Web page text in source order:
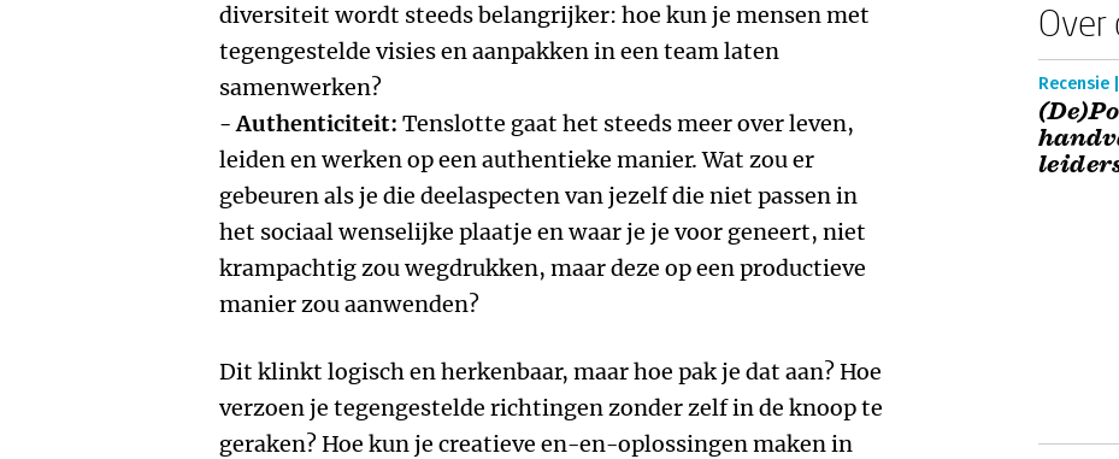
diversiteit wordt steeds belangrijker: hoe kun je mensen met
tegengestelde visies en aanpakken in een team laten
samenwerken?
- Authenticiteit: Tenslotte gaat het steeds meer over leven,
leiden en werken op een authentieke manier. Wat zou er
gebeuren als je die deelaspecten van jezelf die niet passen in
het sociaal wenselijke plaatje en waar je je voor geneert, niet
krampachtig zou wegdrukken, maar deze op een productieve
manier zou aanwenden?
Dit klinkt logisch en herkenbaar, maar hoe pak je dat aan? Hoe
verzoen je tegengestelde richtingen zonder zelf in de knoop te
geraken? Hoe kun je creatieve en-en-oplossingen maken in
Recensie